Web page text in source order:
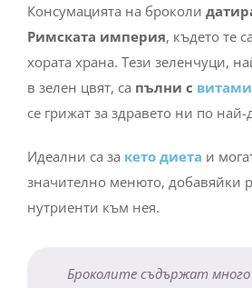
Консумацията на броколи
Римската империя, където те
хората храна. Тези зеленчуци,
в зелен цвят, са пълни с
се грижат за здравето ни по
Идеални са за кето диета и
значително менюто, добавяйки
нутриенти към нея.
Броколите съдържат много